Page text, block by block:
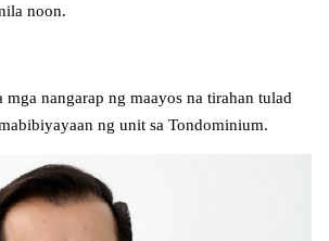
noon.
mga nangarap ng maayos na tirahan tulad
ng unit sa Tondominium.